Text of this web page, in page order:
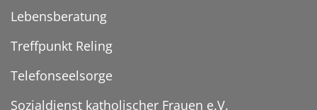
Lebensberatung
Treffpunkt Reling
Telefonseelsorge
Sozialdienst katholischer Frauen e.V.